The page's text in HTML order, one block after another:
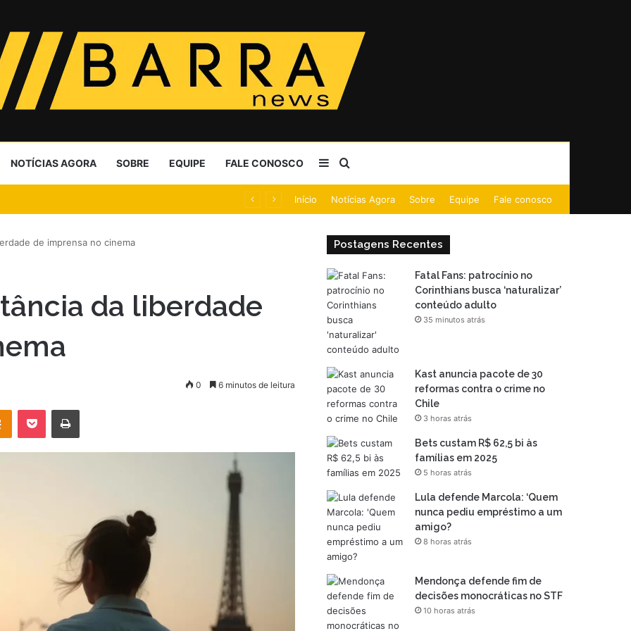
NOTÍCIAS AGORA SOBRE EQUIPE FALE CONOSCO Barra Lateral
contra o crime no Chile Início Notícias Agora Sobre Equipe Fale conosco
de imprensa no cinema
da liberdade
0 6 minutos de leitura
OK Pocket Imprimir
Postagens Recentes
Fatal Fans: patrocínio no
Corinthians busca ‘naturalizar’
conteúdo adulto
35 minutos atrás
Kast anuncia pacote de 30
reformas contra o crime no
Chile
3 horas atrás
Bets custam R$ 62,5 bi às
famílias em 2025
5 horas atrás
Lula defende Marcola: ‘Quem
nunca pediu empréstimo a um
amigo?
8 horas atrás
Mendonça defende fim de
decisões monocráticas no STF
10 horas atrás